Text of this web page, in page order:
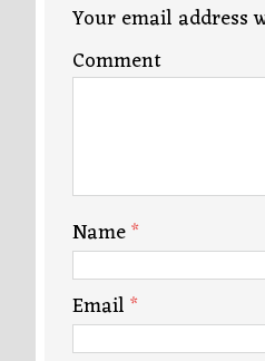
Your email address
Comment
Name*
Email*